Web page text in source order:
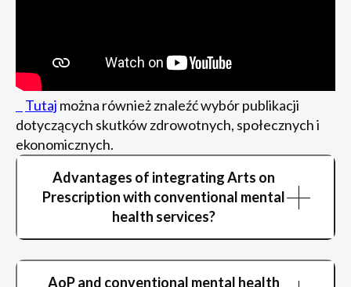
Tutaj można również znaleźć wybór publikacji
dotyczących skutków zdrowotnych, społecznych i
ekonomicznych.
Advantages of integrating Arts on
Prescription with conventional mental
health services?
programmes can potentially:
AoP and conventional mental health